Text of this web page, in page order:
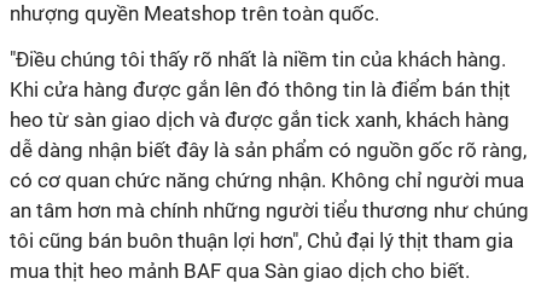
nhượng quyền Meatshop trên toàn quốc.
"Điều chúng tôi thấy rõ nhất là niềm tin của khách hàng.
Khi cửa hàng được gắn lên đó thông tin là điểm bán thịt
heo từ sàn giao dịch và được gắn tick xanh, khách hàng
dễ dàng nhận biết đây là sản phẩm có nguồn gốc rõ ràng,
có cơ quan chức năng chứng nhận. Không chỉ người mua
an tâm hơn mà chính những người tiểu thương như chúng
tôi cũng bán buôn thuận lợi hơn", Chủ đại lý thịt tham gia
mua thịt heo mảnh BAF qua Sàn giao dịch cho biết.